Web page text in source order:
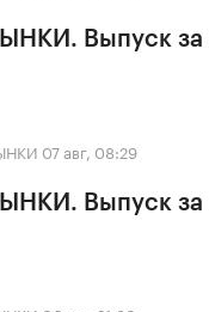
Выпуск
07 авг, 08:29
Выпуск